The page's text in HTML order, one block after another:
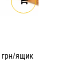
грн/ящик